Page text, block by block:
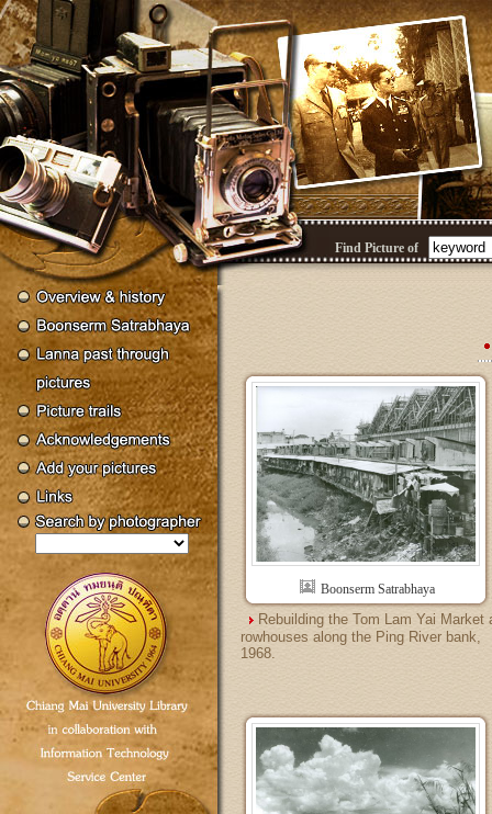
Find Picture of
Boonserm Satrabhaya
Rebuilding the Tom Lam Yai Market
rowhouses along the Ping River bank,
1968.